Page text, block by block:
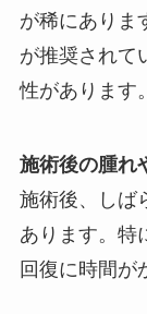
が稀にありま
が推奨されて
性があります。
施術後の腫れ
施術後、しば
あります。特
回復に時間が